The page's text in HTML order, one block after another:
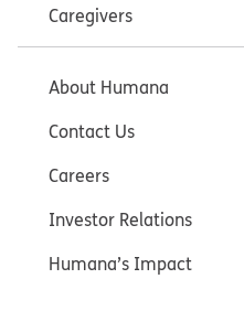
Caregivers
About Humana
Contact Us
Careers
Investor Relations
Humana’s Impact